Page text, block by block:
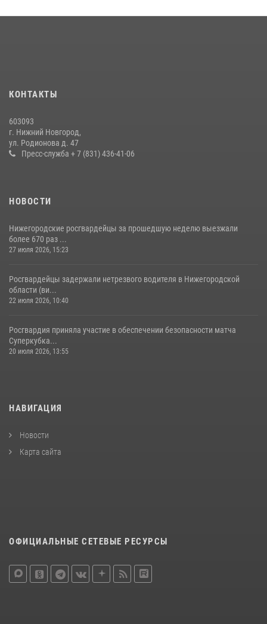
20 июля 2026, 12:26
КОНТАКТЫ
603093
г. Нижний Новгород,
ул. Родионова д. 47
Пресс-служба + 7 (831) 436-41-06
НОВОСТИ
Нижегородские росгвардейцы за прошедшую неделю выезжали
более 670 раз ...
27 июля 2026, 15:23
Росгвардейцы задержали нетрезвого водителя в Нижегородской
области (ви...
22 июля 2026, 10:40
Росгвардия приняла участие в обеспечении безопасности матча
Суперкубка...
20 июля 2026, 13:55
НАВИГАЦИЯ
Новости
Карта сайта
ОФИЦИАЛЬНЫЕ СЕТЕВЫЕ РЕСУРСЫ